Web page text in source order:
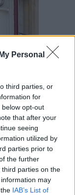
Personal
third parties, or
for
opt-out
that after your
seeing
utilized by
parties prior to
the further
parties on the
may
IAB’s List of
vieressä
joko
kieltä
elokuvia